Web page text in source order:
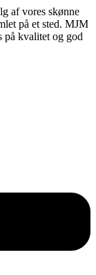
af vores skønne
på et sted. MJM
på kvalitet og god